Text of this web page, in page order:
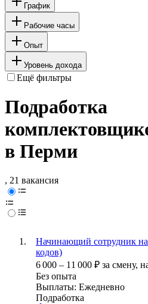
График
Рабочие часы
Опыт
Уровень дохода
Ещё фильтры
Подработка
в Перми
, 21 вакансия
Начинающий сотрудник
кодов)
6 000 – 11 000 ₽ за смену,
Без опыта
Выплаты: Ежедневно
Подработка